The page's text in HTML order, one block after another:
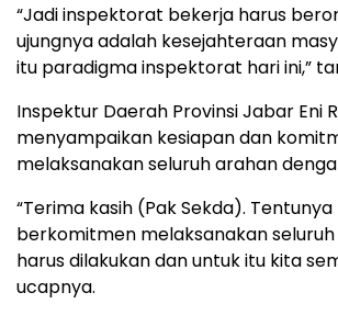
“Jadi inspektorat bekerja harus
ujungnya adalah kesejahteraan
itu paradigma inspektorat hari ini,”
Inspektur Daerah Provinsi Jabar Eni
menyampaikan kesiapan dan
melaksanakan seluruh arahan
“Terima kasih (Pak Sekda).
berkomitmen melaksanakan
harus dilakukan dan untuk itu kita
ucapnya.